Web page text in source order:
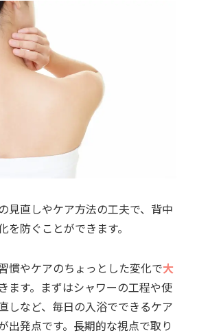
見直しやケア方法の工夫で、背中
を防ぐことができます。
慣やケアのちょっとした変化で大
ます。まずはシャワーの工程や使
しなど、毎日の入浴でできるケア
出発点です。長期的な視点で取り